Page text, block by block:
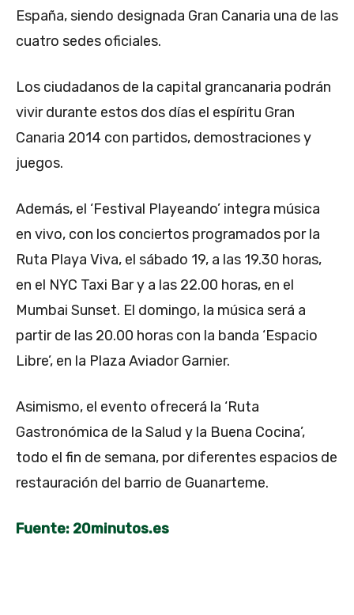
España, siendo designada Gran Canaria una de las
cuatro sedes oficiales.
Los ciudadanos de la capital grancanaria podrán
vivir durante estos dos días el espíritu Gran
Canaria 2014 con partidos, demostraciones y
juegos.
Además, el ‘Festival Playeando’ integra música
en vivo, con los conciertos programados por la
Ruta Playa Viva, el sábado 19, a las 19.30 horas,
en el NYC Taxi Bar y a las 22.00 horas, en el
Mumbai Sunset. El domingo, la música será a
partir de las 20.00 horas con la banda ‘Espacio
Libre’, en la Plaza Aviador Garnier.
Asimismo, el evento ofrecerá la ‘Ruta
Gastronómica de la Salud y la Buena Cocina’,
todo el fin de semana, por diferentes espacios de
restauración del barrio de Guanarteme.
Fuente: 20minutos.es